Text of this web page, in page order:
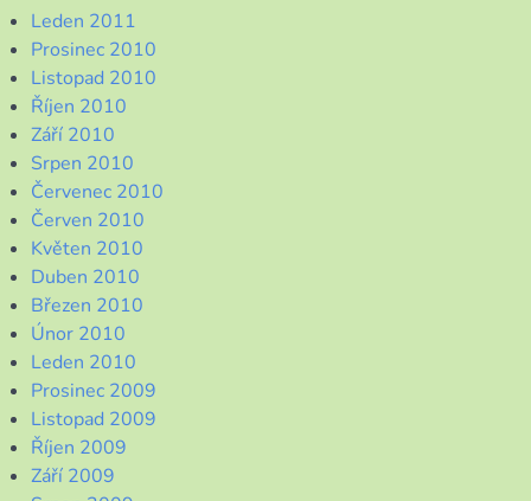
Leden 2011
Prosinec 2010
Listopad 2010
Říjen 2010
Září 2010
Srpen 2010
Červenec 2010
Červen 2010
Květen 2010
Duben 2010
Březen 2010
Únor 2010
Leden 2010
Prosinec 2009
Listopad 2009
Říjen 2009
Září 2009